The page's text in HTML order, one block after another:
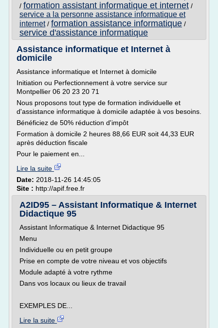
/ formation assistant informatique et internet /
service a la personne assistance informatique et
internet/ formation assistance informatique /
service d'assistance informatique
Assistance informatique et Internet à
domicile
Assistance informatique et Internet à domicile
Initiation ou Perfectionnement à votre service sur
Montpellier 06 20 23 20 71
Nous proposons tout type de formation individuelle et
d'assistance informatique à domicile adaptée à vos besoins.
Bénéficiez de 50% réduction d'impôt
Formation à domicile 2 heures 88,66 EUR soit 44,33 EUR
après déduction fiscale
Pour le paiement en...
Lire la suite
Date: 2018-11-26 14:45:05
Site : http://apif.free.fr
A2ID95 – Assistant Informatique & Internet
Didactique 95
Assistant Informatique & Internet Didactique 95
Menu
Individuelle ou en petit groupe
Prise en compte de votre niveau et vos objectifs
Module adapté à votre rythme
Dans vos locaux ou lieux de travail
EXEMPLES DE...
Lire la suite